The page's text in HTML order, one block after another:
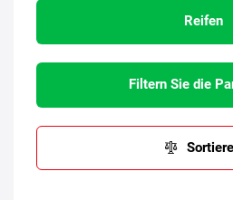
Reifen
Filtern Sie die